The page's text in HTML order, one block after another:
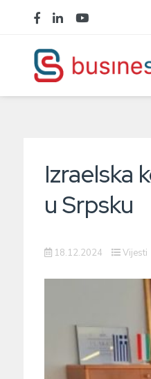
Izraelska
u Srpsku
18.12.2024 Vijesti